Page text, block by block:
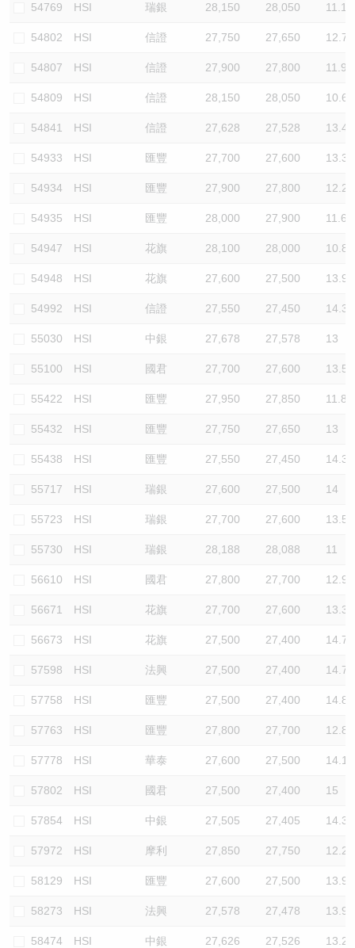
54769 HSI 瑞銀 28,150 28,050 11.1
54802 HSI 信證 27,750 27,650 12.7
54807 HSI 信證 27,900 27,800 11.9
54809 HSI 信證 28,150 28,050 10.6
54841 HSI 信證 27,628 27,528 13.4
54933 HSI 匯豐 27,700 27,600 13.3
54934 HSI 匯豐 27,900 27,800 12.2
54935 HSI 匯豐 28,000 27,900 11.6
54947 HSI 花旗 28,100 28,000 10.8
54948 HSI 花旗 27,600 27,500 13.9
54992 HSI 信證 27,550 27,450 14.3
55030 HSI 中銀 27,678 27,578 13
55100 HSI 國君 27,700 27,600 13.5
55422 HSI 匯豐 27,950 27,850 11.8
55432 HSI 匯豐 27,750 27,650 13
55438 HSI 匯豐 27,550 27,450 14.3
55717 HSI 瑞銀 27,600 27,500 14
55723 HSI 瑞銀 27,700 27,600 13.5
55730 HSI 瑞銀 28,188 28,088 11
56610 HSI 國君 27,800 27,700 12.9
56671 HSI 花旗 27,700 27,600 13.3
56673 HSI 花旗 27,500 27,400 14.7
57598 HSI 法興 27,500 27,400 14.7
57758 HSI 匯豐 27,500 27,400 14.8
57763 HSI 匯豐 27,800 27,700 12.8
57778 HSI 華泰 27,600 27,500 14.1
57802 HSI 國君 27,500 27,400 15
57854 HSI 中銀 27,505 27,405 14.3
57972 HSI 摩利 27,850 27,750 12.2
58129 HSI 匯豐 27,600 27,500 13.9
58273 HSI 法興 27,578 27,478 13.9
58474 HSI 中銀 27,626 27,526 13.2